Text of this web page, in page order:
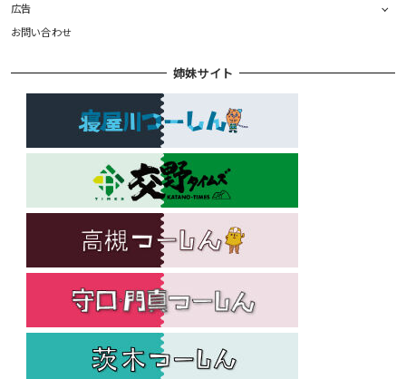
広告
お問い合わせ
姉妹サイト